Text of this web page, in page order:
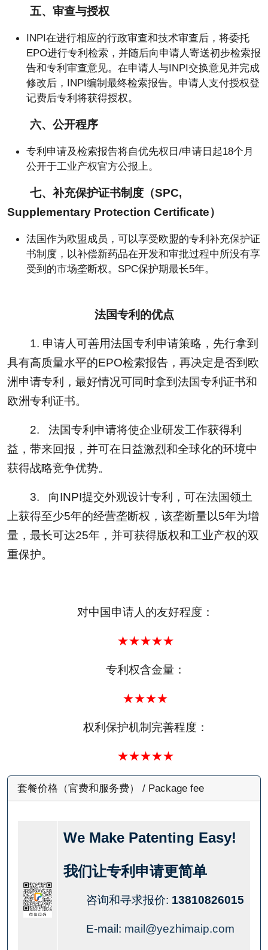
五、审查与授权
INPI在进行相应的行政审查和技术审查后，将委托
EPO进行专利检索，并随后向申请人寄送初步检索报
告和专利审查意见。在申请人与INPI交换意见并完成
修改后，INPI编制最终检索报告。申请人支付授权登
记费后专利将获得授权。
六、公开程序
专利申请及检索报告将自优先权日/申请日起18个月
公开于工业产权官方公报上。
七、补充保护证书制度（SPC,
Supplementary Protection Certificate）
法国作为欧盟成员，可以享受欧盟的专利补充保护证
书制度，以补偿新药品在开发和审批过程中所没有享
受到的市场垄断权。SPC保护期最长5年。
法国专利的优点
1. 申请人可善用法国专利申请策略，先行拿到
具有高质量水平的EPO检索报告，再决定是否到欧
洲申请专利，最好情况可同时拿到法国专利证书和
欧洲专利证书。
2. 法国专利申请将使企业研发工作获得利
益，带来回报，并可在日益激烈和全球化的环境中
获得战略竞争优势。
3. 向INPI提交外观设计专利，可在法国领土
上获得至少5年的经营垄断权，该垄断量以5年为增
量，最长可达25年，并可获得版权和工业产权的双
重保护。
对中国申请人的友好程度：
★★★★★
专利权含金量：
★★★★
权利保护机制完善程度：
★★★★★
套餐价格（官费和服务费） / Package fee
We Make Patenting Easy!
我们让专利申请更简单
咨询和寻求报价: 13810826015
E-mail: mail@yezhimaip.com